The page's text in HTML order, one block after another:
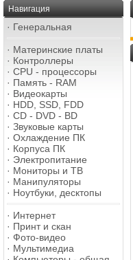
Навигация
· Генеральная
· Материнские платы
· Контроллеры
· CPU - процессоры
· Память - RAM
· Видеокарты
· HDD, SSD, FDD
· CD - DVD - BD
· Звуковые карты
· Охлаждение ПК
· Корпуса ПК
· Электропитание
· Мониторы и ТВ
· Манипуляторы
· Ноутбуки, десктопы
· Интернет
· Принт и скан
· Фото-видео
· Мультимедиа